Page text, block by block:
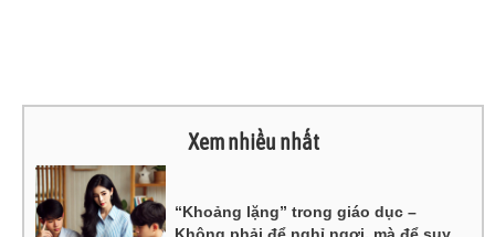
Xem nhiều nhất
“Khoảng lặng” trong giáo dục –
Không phải để nghỉ ngơi, mà để suy